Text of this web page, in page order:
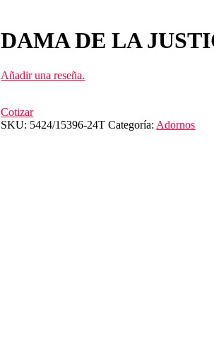
DAMA DE LA
Añadir una reseña.
Cotizar
SKU: 5424/15396-24T Categoría: Adornos